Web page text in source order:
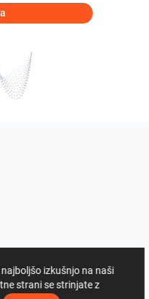
izkušnjo na naši
strani se strinjate z